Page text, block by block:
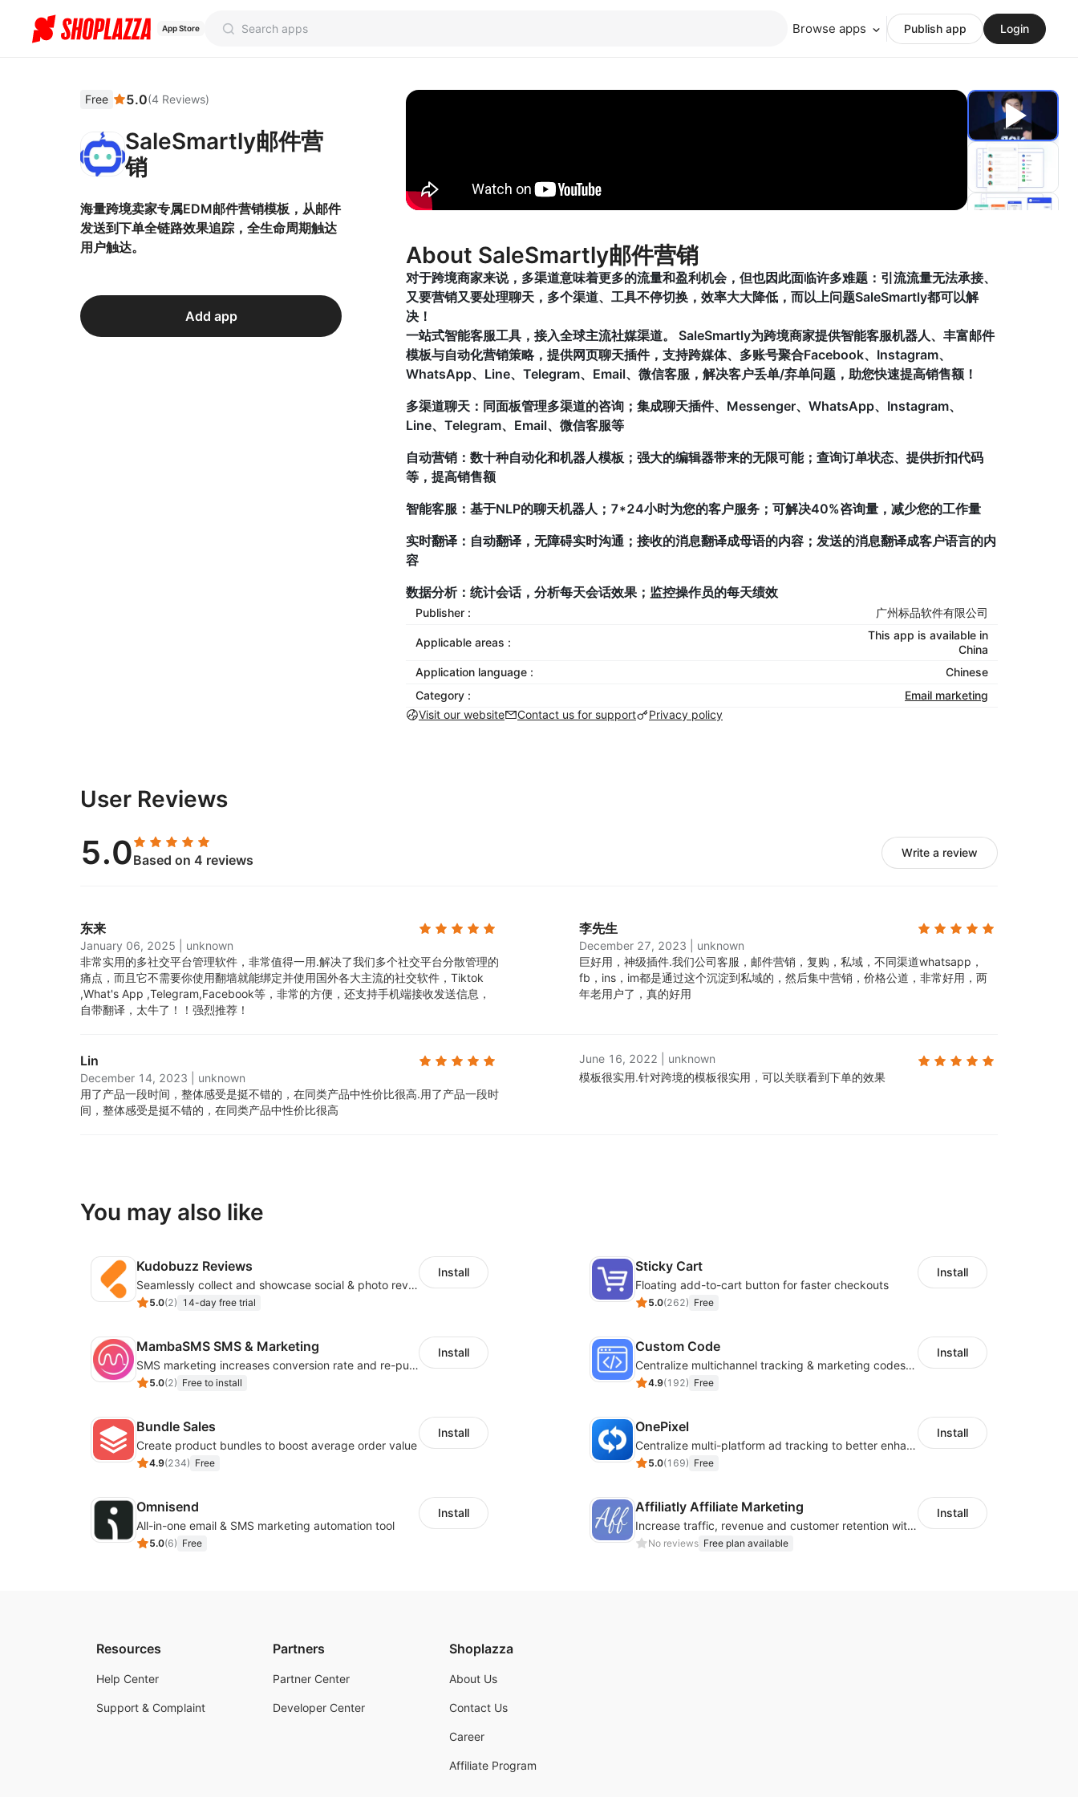
App Store Browse apps Publish app Login
Free 5.0(4 Reviews)
SaleSmartly邮件营
销
海量跨境卖家专属EDM邮件营销模板，从邮件
发送到下单全链路效果追踪，全生命周期触达
用户触达。
Add app
About SaleSmartly邮件营销
对于跨境商家来说，多渠道意味着更多的流量和盈利机会，但也因此面临许多难题：引流流量无法承接、
又要营销又要处理聊天，多个渠道、工具不停切换，效率大大降低，而以上问题SaleSmartly都可以解
决！
一站式智能客服工具，接入全球主流社媒渠道。 SaleSmartly为跨境商家提供智能客服机器人、丰富邮件
模板与自动化营销策略，提供网页聊天插件，支持跨媒体、多账号聚合Facebook、Instagram、
WhatsApp、Line、Telegram、Email、微信客服，解决客户丢单/弃单问题，助您快速提高销售额！
多渠道聊天：同面板管理多渠道的咨询；集成聊天插件、Messenger、WhatsApp、Instagram、
Line、Telegram、Email、微信客服等
自动营销：数十种自动化和机器人模板；强大的编辑器带来的无限可能；查询订单状态、提供折扣代码
等，提高销售额
智能客服：基于NLP的聊天机器人；7*24小时为您的客户服务；可解决40%咨询量，减少您的工作量
实时翻译：自动翻译，无障碍实时沟通；接收的消息翻译成母语的内容；发送的消息翻译成客户语言的内
容
数据分析：统计会话，分析每天会话效果；监控操作员的每天绩效
Publisher : 广州标品软件有限公司
Applicable areas :
This app is available in
China
Application language :
Chinese
Category :
Email marketing
Visit our website
Contact us for support Privacy policy
User Reviews
5.0Based on 4 reviews Write a review
东来
January 06, 2025
unknown
非常实用的多社交平台管理软件，非常值得一用.解决了我们多个社交平台分散管理的
痛点，而且它不需要你使用翻墙就能绑定并使用国外各大主流的社交软件，Tiktok
,What's App ,Telegram,Facebook等，非常的方便，还支持手机端接收发送信息，
自带翻译，太牛了！！强烈推荐！
李先生
December 27, 2023
unknown
巨好用，神级插件.我们公司客服，邮件营销，复购，私域，不同渠道whatsapp，
fb，ins，im都是通过这个沉淀到私域的，然后集中营销，价格公道，非常好用，两
年老用户了，真的好用
Lin
December 14, 2023
unknown
用了产品一段时间，整体感受是挺不错的，在同类产品中性价比很高.用了产品一段时
间，整体感受是挺不错的，在同类产品中性价比很高
June 16, 2022
unknown
模板很实用.针对跨境的模板很实用，可以关联看到下单的效果
You may also like
Kudobuzz Reviews
Seamlessly collect and showcase social & photo reviews to boost organic traffic
5.0(2) 14-day free trial
Install Sticky Cart
Floating add-to-cart button for faster checkouts
5.0(262) Free
Install
MambaSMS SMS & Marketing
SMS marketing increases conversion rate and re-purchase rate of users
5.0(2) Free to install
Install Custom Code
Centralize multichannel tracking & marketing codes in one place
4.9(192) Free
Install
Bundle Sales
Create product bundles to boost average order value
4.9(234) Free
Install OnePixel
Centralize multi-platform ad tracking to better enhance your advertising results
5.0(169) Free
Install
Omnisend
All-in-one email & SMS marketing automation tool
5.0(6) Free
Install Affiliatly Affiliate Marketing
Increase traffic, revenue and customer retention with an affiliate program
No reviews Free plan available
Install
Resources
Help Center
Support & Complaint
Partners
Partner Center
Developer Center
Shoplazza
About Us
Contact Us
Career
Affiliate Program